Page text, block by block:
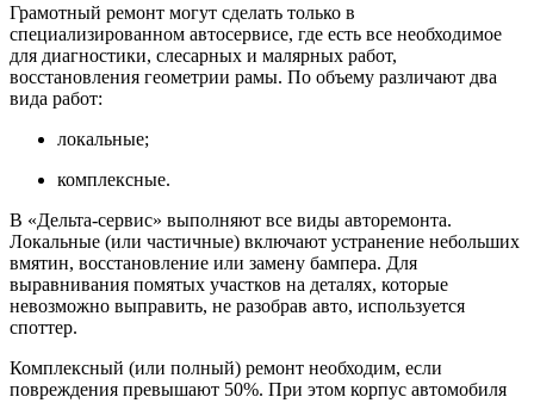
Грамотный ремонт могут сделать только в
специализированном автосервисе, где есть все необходимое
для диагностики, слесарных и малярных работ,
восстановления геометрии рамы. По объему различают два
вида работ:
локальные;
комплексные.
В «Дельта-сервис» выполняют все виды авторемонта.
Локальные (или частичные) включают устранение небольших
вмятин, восстановление или замену бампера. Для
выравнивания помятых участков на деталях, которые
невозможно выправить, не разобрав авто, используется
споттер.
Комплексный (или полный) ремонт необходим, если
повреждения превышают 50%. При этом корпус автомобиля